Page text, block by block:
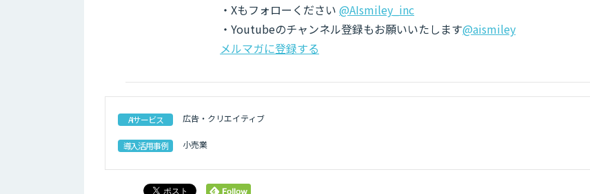
・Xもフォローください @AIsmiley_inc
・Youtubeのチャンネル登録もお願いいたします@aismiley
メルマガに登録する
AIサービス 広告・クリエイティブ
導入活用事例 小売業